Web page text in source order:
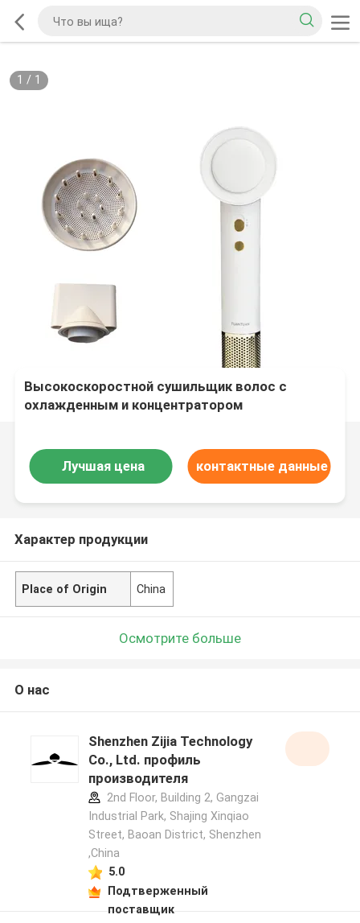
1 / 1
Высокоскоростной сушильщик волос с
охлажденным и концентратором
Лучшая цена контактные данные
Характер продукции
Place of Origin China
Осмотрите больше
О нас
Shenzhen Zijia Technology
Co., Ltd. профиль
производителя
2nd Floor, Building 2, Gangzai
Industrial Park, Shajing Xinqiao
Street, Baoan District, Shenzhen
,China
5.0
Подтверженный
поставщик